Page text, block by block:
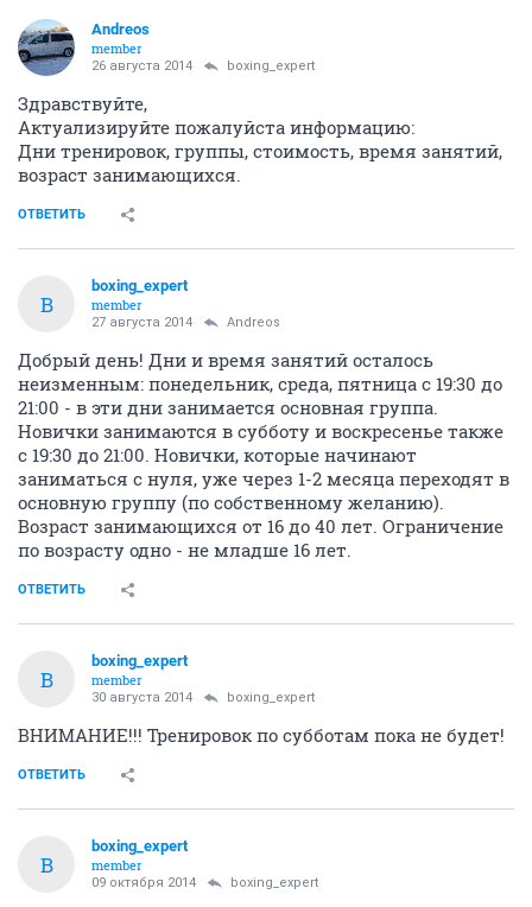
Andreos
member
26 августа 2014 boxing_expert
Здравствуйте,
Актуализируйте пожалуйста информацию:
Дни тренировок, группы, стоимость, время занятий,
возраст занимающихся.
ОТВЕТИТЬ
B
boxing_expert
member
27 августа 2014 Andreos
Добрый день! Дни и время занятий осталось
неизменным: понедельник, среда, пятница с 19:30 до
21:00 - в эти дни занимается основная группа.
Новички занимаются в субботу и воскресенье также
с 19:30 до 21:00. Новички, которые начинают
заниматься с нуля, уже через 1-2 месяца переходят в
основную группу (по собственному желанию).
Возраст занимающихся от 16 до 40 лет. Ограничение
по возрасту одно - не младше 16 лет.
ОТВЕТИТЬ
B
boxing_expert
member
30 августа 2014 boxing_expert
ВНИМАНИЕ!!! Тренировок по субботам пока не будет!
ОТВЕТИТЬ
B
boxing_expert
member
09 октября 2014 boxing_expert